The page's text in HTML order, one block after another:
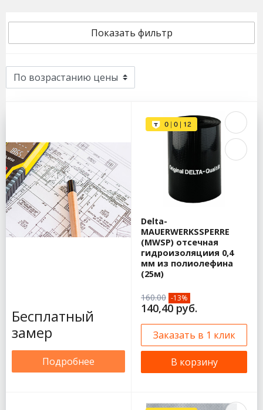
Показать фильтр
Бесплатный
замер
Подробнее
Delta-
MAUERWERKSSPERRE
(MWSP) отсечная
гидроизоляциия 0,4
мм из полиолефина
(25м)
160.00 -13%
140,40 руб.
Заказать в 1 клик
В корзину